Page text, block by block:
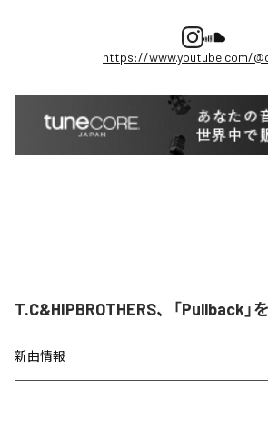
https://www.youtube.com/
T.C&HIPBROTHERS、「Pullback」
新曲情報